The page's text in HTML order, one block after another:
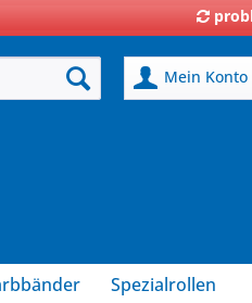
Mein Konto
Spezialrollen